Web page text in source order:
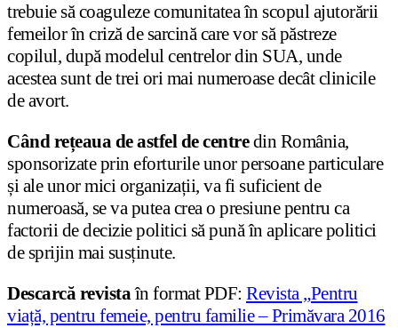
trebuie să coaguleze comunitatea în scopul ajutorării
femeilor în criză de sarcină care vor să păstreze
copilul, după modelul centrelor din SUA, unde
acestea sunt de trei ori mai numeroase decât clinicile
de avort.
Când rețeaua de astfel de centredin România,
sponsorizate prin eforturile unor persoane particulare
și ale unor mici organizații, va fi suficient de
numeroasă, se va putea crea o presiune pentru ca
factorii de decizie politici să pună în aplicare politici
de sprijin mai susținute.
Descarcă revistaîn format PDF: Revista „Pentru
viață, pentru femeie, pentru familie – Primăvara 2016